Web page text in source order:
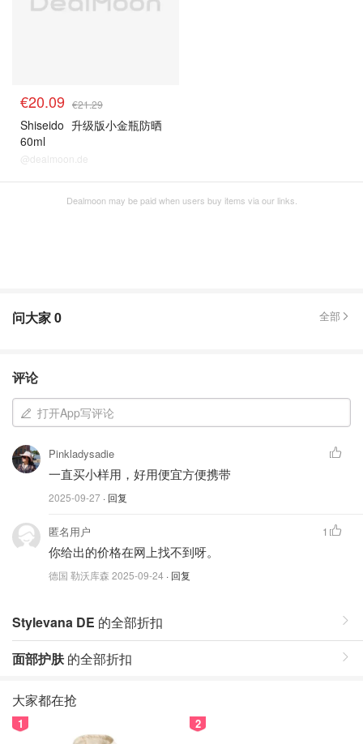
€20.09 €21.29
Shiseido 升级版小金瓶防晒
60ml
@dealmoon.de
Dealmoon may be paid when users buy items via our links.
问大家0 全部
评论
打开App写评论
Pinkladysadie
一直买小样用，好用便宜方便携带
2025-09-27 · 回复
匿名用户
你给出的价格在网上找不到呀。
德国 勒沃库森 2025-09-24 · 回复
1
Stylevana DE 的全部折扣
面部护肤的全部折扣
大家都在抢
1 2